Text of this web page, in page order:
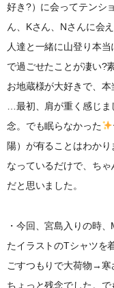
好き?）に会ってテンシ
ん、Kさん、Nさんに会
人達と一緒に山登り本
で過ごせたことが凄い?
お地蔵様が大好きで、本
…最初、肩が重く感じ
念。でも眠らなかった
陽）が有ることはわか
なっているだけで、ち
だと思いました。
・今回、宮島入りの時
たイラストのTシャツを
ごすつもりで大荷物→寒
ちょっと残念でした。